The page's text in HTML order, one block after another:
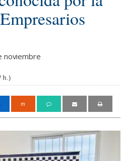
noviembre
h.)
m